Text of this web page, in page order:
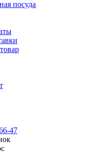
посуда
47